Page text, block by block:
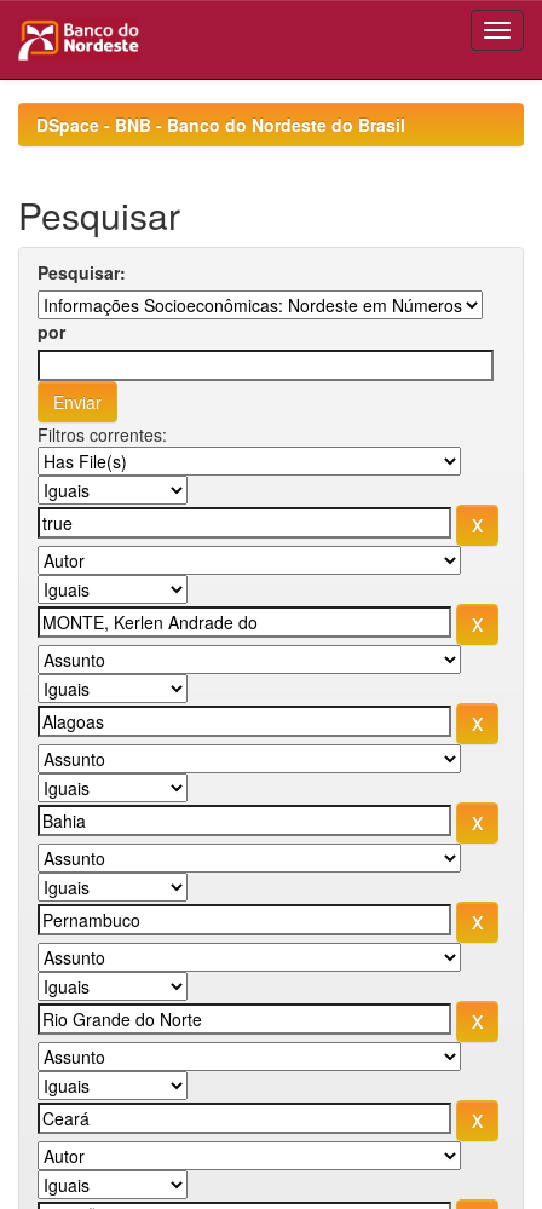
navigationDSpace - BNB - Banco do Nordeste do Brasil
Pesquisar
Pesquisar:
por
Filtros correntes: